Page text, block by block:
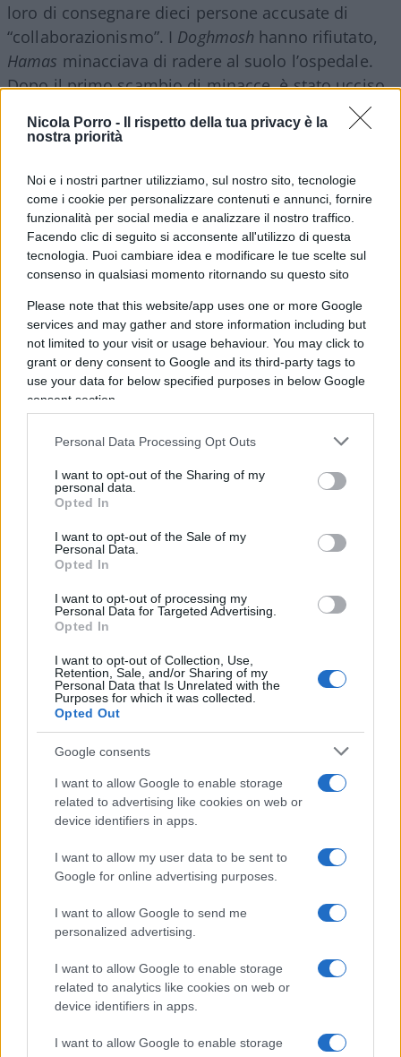
Nicola Porro -
Il rispetto della tua privacy è la
nostra priorità
Noi e i nostri partner utilizziamo, sul nostro sito, tecnologie
come i cookie per personalizzare contenuti e annunci, fornire
funzionalità per social media e analizzare il nostro traffico.
Facendo clic di seguito si acconsente all'utilizzo di questa
tecnologia. Puoi cambiare idea e modificare le tue scelte sul
consenso in qualsiasi momento ritornando su questo sito
Please note that this website/app uses one or more Google
services and may gather and store information including but
not limited to your visit or usage behaviour. You may click to
grant or deny consent to Google and its third-party tags to
use your data for below specified purposes in below Google
consent section.
Personal Data Processing Opt Outs
I want to opt-out of the Sharing of my
personal data.
Opted In
I want to opt-out of the Sale of my
Personal Data.
Opted In
I want to opt-out of processing my
Personal Data for Targeted Advertising.
Opted In
I want to opt-out of Collection, Use,
Retention, Sale, and/or Sharing of my
Personal Data that Is Unrelated with the
Purposes for which it was collected.
Opted Out
Google consents
I want to allow Google to enable storage
related to advertising like cookies on web or
device identifiers in apps.
I want to allow my user data to be sent to
Google for online advertising purposes.
I want to allow Google to send me
personalized advertising.
I want to allow Google to enable storage
related to analytics like cookies on web or
device identifiers in apps.
I want to allow Google to enable storage
loro di consegnare dieci persone accusate di
“collaborazionismo”. I Doghmosh hanno rifiutato,
Hamas minacciava di radere al suolo l’ospedale.
Dopo il primo scambio di minacce, è stato ucciso
un miliziano del partito al potere e da lì è iniziato
l’inferno. Le immagini dei prigionierifucilati
storia. I morti sono decine.
Uno deiDoghmoshha dichiarato di aver visto circa
una ventina di corpi per strada e case in fiamme.
“Sentivo spari tutt’intorno, scontri violenti”, ha
dettoSobheia Doghmosh, raggiunto dalWall
Street Journaldurante i combattimenti. “L’area è
ora completamente circondata da uomini armati e
mascherati”.
Hamasha dichiarato di aver neutralizzato
diverse persone ricercate e di aver preso il
controllo delle postazioni della milizia a Gaza City.
Ha inoltre affermato di aver
rastrellato membri
meridionali della Striscia di Gaza.
Il clan deiDoghmoshnon è l’unico nemico del
partito islamista. All’inizio di ottobre, prima
ancora che venisse approvato il cessate il fuoco,
Hamasha attaccato il clan diAl Majaydeh.
Mohammad Majaydeh
, 50 anni, portavoce del
clan, ha dichiarato che almeno sei membri della
sua famiglia sono stati uccisi negli scontri.
Si tratta di una guerra di un partito estremista
islamico contro i clan. Nei due anni di guerra con
Israele, clan di spicco e gruppi armati ribelli
pubblicamenteHamase stabilire un controllo
militare nelle proprie aree. Alcuni di questi gruppi,
sono stati anche aiutati dall’Idfnel tentativo di